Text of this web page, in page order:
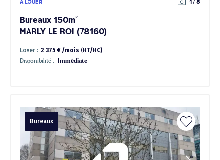
À LOUER 1 / 8
Bureaux 150m²
MARLY LE ROI (78160)
Loyer : 2 375 € /mois (HT/HC)
Disponibilité : Immédiate
Bureaux